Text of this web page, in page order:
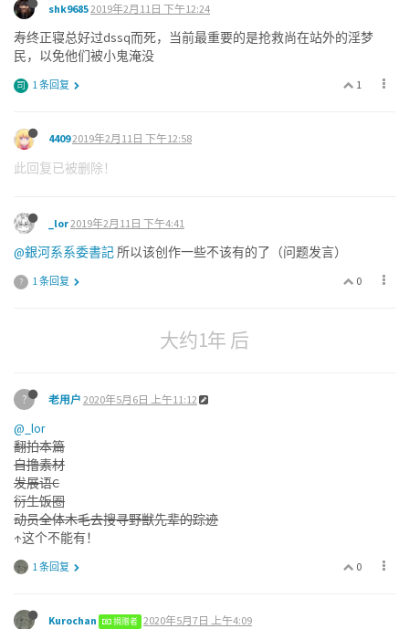
shk96852019年2月11日 下午12:24
寿终正寝总好过dssq而死，当前最重要的是抢救尚在站外的淫梦
民，以免他们被小鬼淹没
1
司 1 条回复
44092019年2月11日 下午12:58
此回复已被删除！
_lor2019年2月11日 下午4:41
@銀河系系委書記 所以该创作一些不该有的了（问题发言）
0
? 1 条回复
大约1年 后
? 老用户 2020年5月6日 上午11:12
@_lor
翻拍本篇
自撸素材
发展语C
衍生饭圈
动员全体木毛去搜寻野獣先辈的踪迹
↑这个不能有！
0
1 条回复
Kurochan 捐赠者 2020年5月7日 上午4:09